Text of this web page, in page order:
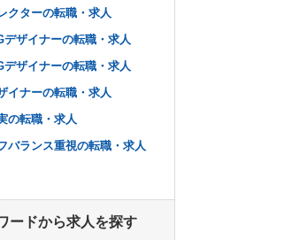
クターの転職・求人
デザイナーの転職・求人
デザイナーの転職・求人
イナーの転職・求人
の転職・求人
バランス重視の転職・求人
ードから求人を探す